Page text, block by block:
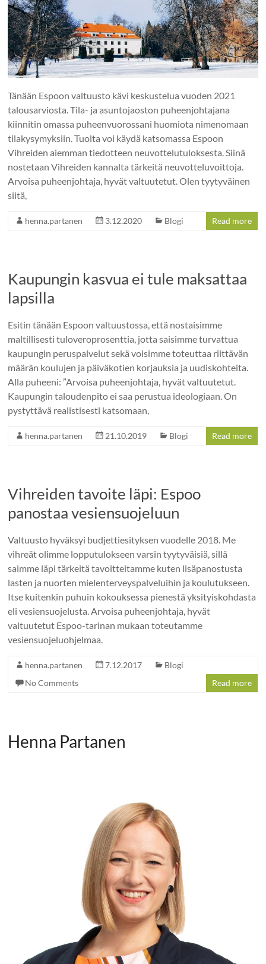
Tänään Espoon valtuusto kävi keskustelua vuoden 2021
talousarviosta. Tila- ja asuntojaoston puheenjohtajana
kiinnitin omassa puheenvuorossani huomiota nimenomaan
tilakysymyksiin. Tuolta voi käydä katsomassa Espoon
Vihreiden aiemman tiedotteen neuvottelutuloksesta. Siinä
nostetaan Vihreiden kannalta tärkeitä neuvotteluvoittoja.
Arvoisa puheenjohtaja, hyvät valtuutetut. Olen tyytyväinen
siitä,
henna.partanen 3.12.2020 Blogi Read more
Kaupungin kasvua ei tule maksattaa
lapsilla
Esitin tänään Espoon valtuustossa, että nostaisimme
maltillisesti tuloveroprosenttia, jotta saisimme turvattua
kaupungin peruspalvelut sekä voisimme toteuttaa riittävän
määrän koulujen ja päiväkotien korjauksia ja uudiskohteita.
Alla puheeni: ”Arvoisa puheenjohtaja, hyvät valtuutetut.
Kaupungin taloudenpito ei saa perustua ideologiaan. On
pystyttävä realistisesti katsomaan,
henna.partanen 21.10.2019 Blogi Read more
Vihreiden tavoite läpi: Espoo
panostaa vesiensuojeluun
Valtuusto hyväksyi budjettiesityksen vuodelle 2018. Me
vihreät olimme lopputulokseen varsin tyytyväisiä, sillä
saimme läpi tärkeitä tavoitteitamme kuten lisäpanostusta
lasten ja nuorten mielenterveyspalveluihin ja koulutukseen.
Itse kuitenkin puhuin kokouksessa pienestä yksityiskohdasta
eli vesiensuojelusta. Arvoisa puheenjohtaja, hyvät
valtuutetut Espoo-tarinan mukaan toteutamme
vesiensuojeluohjelmaa.
henna.partanen 7.12.2017
Blogi
No Comments
Read more
Henna Partanen